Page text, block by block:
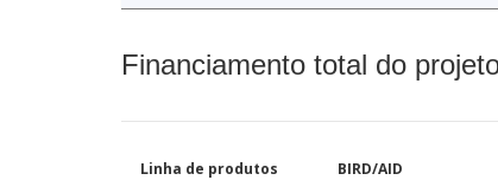
Financiamento total do
Linha de produtos BIRD/AID